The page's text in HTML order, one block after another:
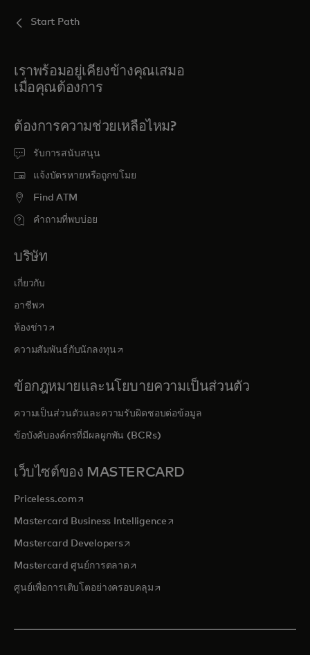
Start Path
เราพร้อมอยู่เคียงข้างคุณเสมอ
เมื่อคุณต้องการ
ต้องการความช่วยเหลือไหม?
รับการสนับสนุน
แจ้งบัตรหายหรือถูกขโมย
Find ATM
คำถามที่พบบ่อย
บริษัท
เกี่ยวกับ
อาชีพopens in a new tab
ห้องข่าว opens in a new tab
ความสัมพันธ์กับนักลงทุนopens in a new tab
ข้อกฎหมายและนโยบายความเป็นส่วนตัว
ความเป็นส่วนตัวและความรับผิดชอบต่อข้อมูล
ข้อบังคับองค์กรที่มีผลผูกพัน (BCRs)
เว็บไซต์ของ MASTERCARD
Priceless.com opens in a new tab
Mastercard Business Intelligenceopens in a new tab
Mastercard Developersopens in a new tab
Mastercard ศูนย์การตลาด opens in a new tab
ศูนย์เพื่อการเติบโตอย่างครอบคลุมopens in a new tab